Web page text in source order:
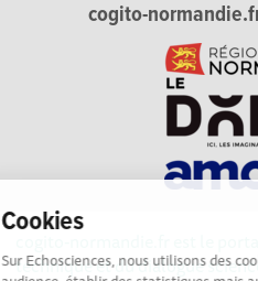
Cookies
Sur Echosciences, nous utilisons des
cogito-
cogito-normandie.fr est le
technique et du dialogue